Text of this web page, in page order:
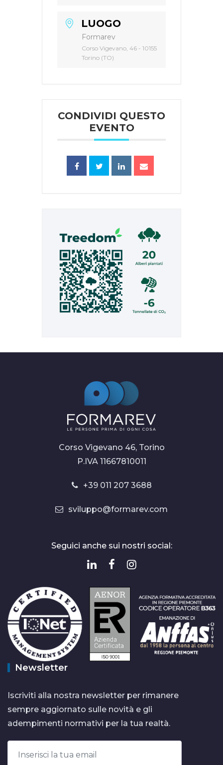
LUOGO
Formarev
Corso Vigevano, 46 - 10155
Torino (TO)
CONDIVIDI QUESTO
EVENTO
Corso Vigevano 46, Torino
P.IVA 11667810011
+39 011 207 3688
sviluppo@formarev.com
Seguici anche sui nostri social:
Newsletter
Iscriviti alla nostra newsletter per rimanere
sempre aggiornato sulle novità e gli
adempimenti normativi per la tua realtà.